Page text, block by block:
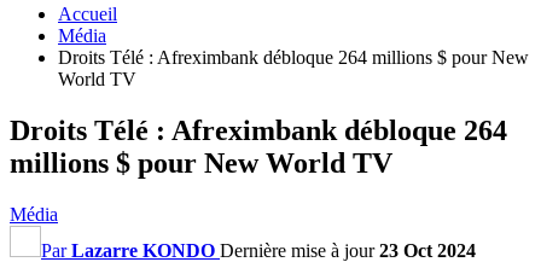
Accueil
Média
Droits Télé : Afreximbank débloque 264 millions $ pour New
World TV
Droits Télé : Afreximbank débloque 264
millions $ pour New World TV
Média
ParLazarre KONDO Dernière mise à jour23 Oct 2024